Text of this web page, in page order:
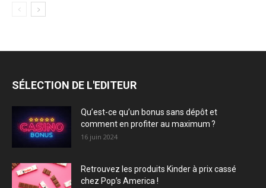
SÉLECTION DE L'EDITEUR
Qu’est-ce qu’un bonus sans dépôt et
comment en profiter au maximum ?
16 juin 2024
Retrouvez les produits Kinder à prix cassé
chez Pop’s America !